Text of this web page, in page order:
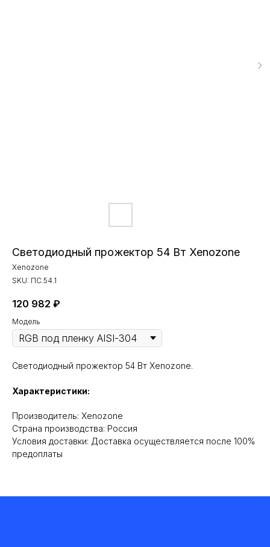
Светодиодный прожектор 54 Вт Xenozone
Xenozone
SKU: ПС.54.1
120 982 ₽
Модель
Светодиодный прожектор 54 Вт Xenozone.
Характеристики:
Производитель: Xenozone
Cтрана производства: Россия
Условия доставки: Доставка осуществляется после 100%
предоплаты